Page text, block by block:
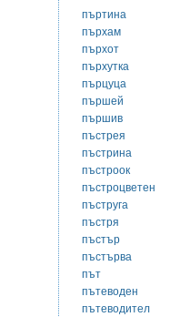
пъртина
пърхам
пърхот
пърхутка
пърцуца
пършей
пършив
пъстрея
пъстрина
пъстроок
пъстроцветен
пъструга
пъстря
пъстър
пъстърва
път
пътеводен
пътеводител